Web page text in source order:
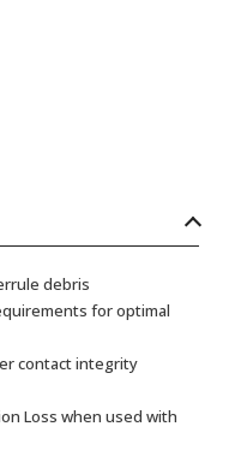
debris
for optimal
contact integrity
Loss when used with